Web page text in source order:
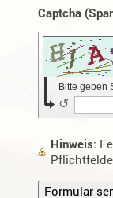
Bitte geben
↺
Hinweis :